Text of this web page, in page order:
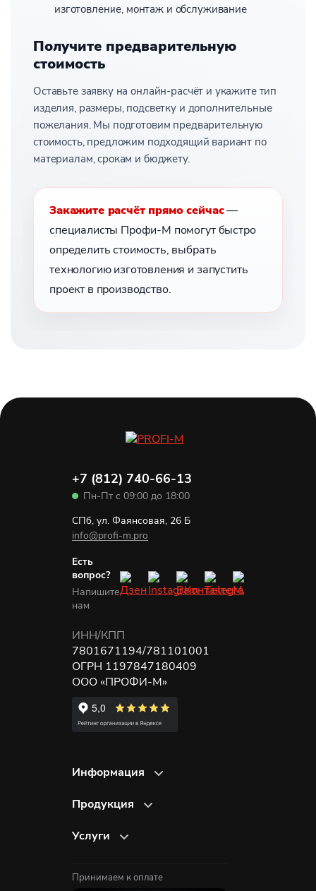
изготовление, монтаж и обслуживание
Получите предварительную
стоимость
Оставьте заявку на онлайн-расчёт и укажите тип
изделия, размеры, подсветку и дополнительные
пожелания. Мы подготовим предварительную
стоимость, предложим подходящий вариант по
материалам, срокам и бюджету.
Закажите расчёт прямо сейчас—
специалисты Профи-М помогут быстро
определить стоимость, выбрать
технологию изготовления и запустить
проект в производство.
+7 (812) 740-66-13
Пн-Пт с 09:00 до 18:00
СПб, ул. Фаянсовая, 26 Б
info@profi-m.pro
Есть
вопрос?
Напишите
нам
ИНН/КПП
7801671194/781101001
ОГРН 1197847180409
ООО «ПРОФИ-М»
Информация
Отзывы
Портфолио
Продукция
Объёмные буквы
Неоновые вывески
Услуги
Изготовление наружной рекламы
Принимаем к оплате